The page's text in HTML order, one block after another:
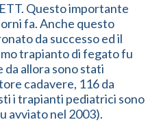
Questo importante
fa. Anche questo
da successo ed il
trapianto di fegato fu
da allora sono stati
cadavere, 116 da
i trapianti pediatrici sono
avviato nel 2003).